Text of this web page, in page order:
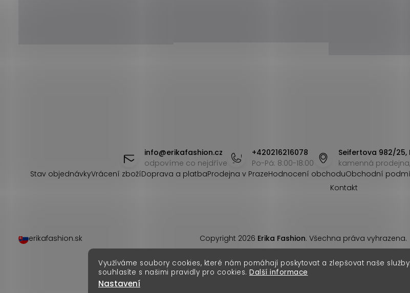
Využíváme soubory cookies, které nám pomáhají poskytovat a zlepšovat naše
souhlasíte s našimi pravidly pro cookies. Další informace
Nastavení
info@erikafashion.cz
odpovíme co nejdříve
+420216216078
Po-Pá: 8:00-18:00
Seifertova 982/25,
kamenná prodejna,
Stav objednávkyVrácení zbožíDoprava a platbaProdejna v PrazeHodnocení obchoduObchodní
Kontakt
Copyright 2026 Erika Fashion. Všechna práva vyhrazena.
erikafashion.sk